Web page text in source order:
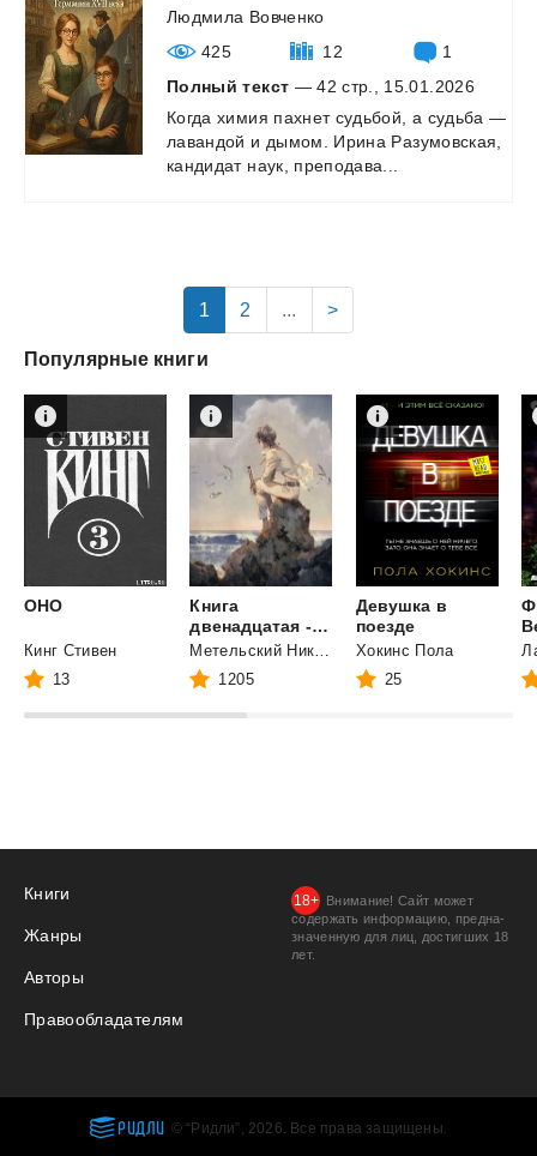
Людмила Вовченко
425
12
1
Полный текст — 42 стр., 15.01.2026
Когда химия пахнет судьбой, а судьба —
лавандой и дымом. Ирина Разумовская,
кандидат наук, преподава...
1 2 ... >
Популярные книги
ОНО
Кинг Стивен
13
Книга
двенадцатая - Убивая маску
1205
Девушка в
поезде
Хокинс Пола
25
Книги
Жанры
Авторы
Правообладателям
Внимание! Сайт может
содержать информацию, предна­
значенную для лиц, дости­гших 18
лет.
РИДЛИ © “Ридли”, 2026. Все права защищены.